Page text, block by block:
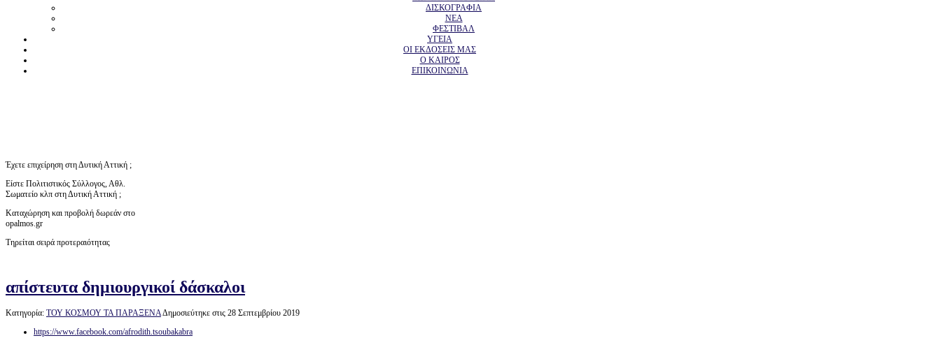
ΔΙΣΚΟΓΡΑΦΙΑ
ΝΕΑ
ΦΕΣΤΙΒΑΛ
ΥΓΕΙΑ
ΟΙ ΕΚΔΟΣΕΙΣ ΜΑΣ
Ο ΚΑΙΡΟΣ
ΕΠΙΚΟΙΝΩΝΙΑ
Έχετε επιχείρηση στη Δυτική Αττική ;
Είστε Πολιτιστικός Σύλλογος, Αθλ.
Σωματείο κλπ στη Δυτική Αττική ;
Καταχώρηση και προβολή δωρεάν στο
opalmos.gr
Τηρείται σειρά προτεραιότητας
απίστευτα δημιουργικοί δάσκαλοι
Κατηγορία: ΤΟΥ ΚΟΣΜΟΥ ΤΑ ΠΑΡΑΞΕΝΑΔημοσιεύτηκε στις 28 Σεπτεμβρίου 2019
https://www.facebook.com/afrodith.tsoubakabra